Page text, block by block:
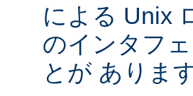
による Unix
のインタフ
とが あります